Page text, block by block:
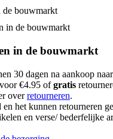
de bouwmarkt
in de bouwmarkt
in de bouwmarkt
30 dagen na aankoop
€4.95 ofgratis
overretourneren.
het kunnen retourneren
en verse/ bederfelijke